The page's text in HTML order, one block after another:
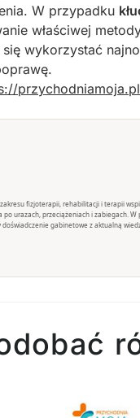
W przypadku
właściwej
wykorzystać
fizjoterapii, rehabilitacji i terapii
urazach, przeciążeniach i zabiegach.
gabinetowe z aktualną